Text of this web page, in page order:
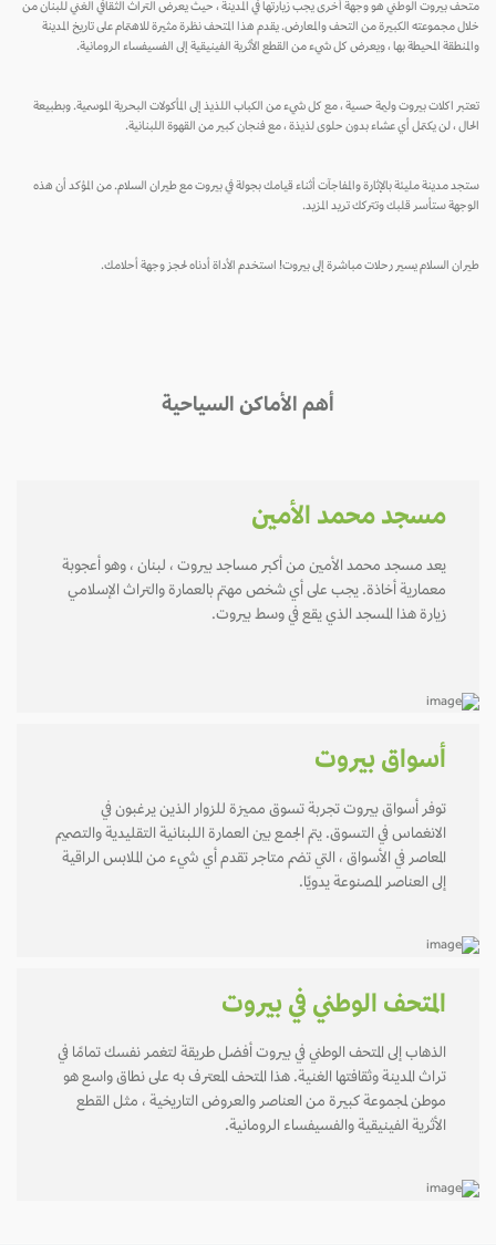
متحف بيروت الوطني هو وجهة أخرى يجب زيارتها في المدينة ، حيث يعرض التراث الثقافي الغني للبنان من
خلال مجموعته الكبيرة من التحف والمعارض. يقدم هذا المتحف نظرة مثيرة للاهتمام على تاريخ المدينة
والمنطقة المحيطة بها ، ويعرض كل شيء من القطع الأثرية الفينيقية إلى الفسيفساء الرومانية.
تعتبر اكلات بيروت وليمة حسية ، مع كل شيء من الكباب اللذيذ إلى المأكولات البحرية الموسمية. وبطبيعة
الحال ، لن يكتمل أي عشاء بدون حلوى لذيذة ، مع فنجان كبير من القهوة اللبنانية.
ستجد مدينة مليئة بالإثارة والمفاجآت أثناء قيامك بجولة في بيروت مع طيران السلام. من المؤكد أن هذه
الوجهة ستأسر قلبك وتتركك تريد المزيد.
طيران السلام يسير رحلات مباشرة إلى بيروت! استخدم الأداة أدناه لحجز وجهة أحلامك.
أهم الأماكن السياحية
مسجد محمد الأمين
يعد مسجد محمد الأمين من أكبر مساجد بيروت ، لبنان ، وهو أعجوبة
معمارية أخاذة. يجب على أي شخص مهتم بالعمارة والتراث الإسلامي
زيارة هذا المسجد الذي يقع في وسط بيروت.
أسواق بيروت
توفر أسواق بيروت تجربة تسوق مميزة للزوار الذين يرغبون في
الانغماس في التسوق. يتم الجمع بين العمارة اللبنانية التقليدية والتصميم
المعاصر في الأسواق ، التي تضم متاجر تقدم أي شيء من الملابس الراقية
إلى العناصر المصنوعة يدويًا.
المتحف الوطني في بيروت
الذهاب إلى المتحف الوطني في بيروت أفضل طريقة لتغمر نفسك تمامًا في
تراث المدينة وثقافتها الغنية. هذا المتحف المعترف به على نطاق واسع هو
موطن لمجموعة كبيرة من العناصر والعروض التاريخية ، مثل القطع
الأثرية الفينيقية والفسيفساء الرومانية.